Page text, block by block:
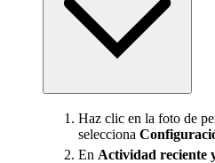
Haz clic en la foto de
selecciona
En Actividad reciente